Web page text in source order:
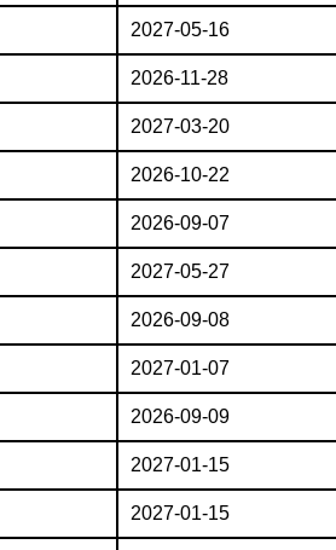
2027-05-16
2026-11-28
2027-03-20
2026-10-22
2026-09-07
2027-05-27
2026-09-08
2027-01-07
2026-09-09
2027-01-15
2027-01-15